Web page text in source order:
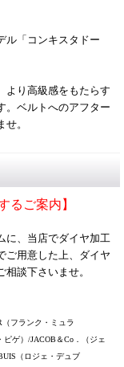
ル「コンキスタドー
より高級感をもたらす
。ベルトへのアフター
。
るご案内】
に、当店でダイヤ加工
ご用意した上、ダイヤ
談下さいませ。
フランク・ミュラ
ゲ）/JACOB＆Co．（ジェ
（ロジェ・デュブ